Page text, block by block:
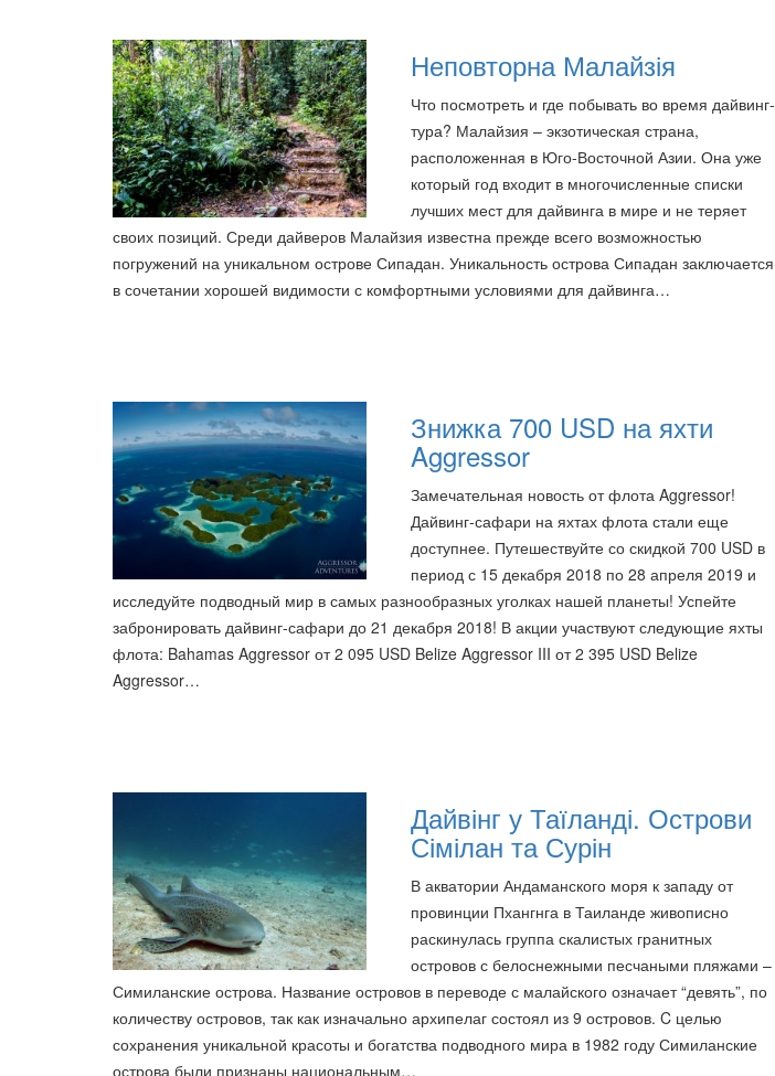
Неповторна Малайзія
Что посмотреть и где побывать во время дайвинг-
тура? Малайзия – экзотическая страна,
расположенная в Юго-Восточной Азии. Она уже
который год входит в многочисленные списки
лучших мест для дайвинга в мире и не теряет
своих позиций. Среди дайверов Малайзия известна прежде всего возможностью
погружений на уникальном острове Сипадан. Уникальность острова Сипадан заключается
в сочетании хорошей видимости с комфортными условиями для дайвинга…
Знижка 700 USD на яхти
Aggressor
Замечательная новость от флота Aggressor!
Дайвинг-сафари на яхтах флота стали еще
доступнее. Путешествуйте со скидкой 700 USD в
период с 15 декабря 2018 по 28 апреля 2019 и
исследуйте подводный мир в самых разнообразных уголках нашей планеты! Успейте
забронировать дайвинг-сафари до 21 декабря 2018! В акции участвуют следующие яхты
флота: Bahamas Aggressor от 2 095 USD Belize Aggressor III от 2 395 USD Belize
Aggressor…
Дайвінг у Таїланді. Острови
Сімілан та Сурін
В акватории Андаманского моря к западу от
провинции Пхангнга в Таиланде живописно
раскинулась группа скалистых гранитных
островов с белоснежными песчаными пляжами –
Симиланские острова. Название островов в переводе с малайского означает “девять”, по
количеству островов, так как изначально архипелаг состоял из 9 островов. C целью
сохранения уникальной красоты и богатства подводного мира в 1982 году Симиланские
острова были признаны национальным…